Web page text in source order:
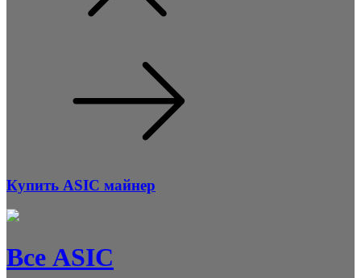
Купить ASIC майнер
Все ASIC